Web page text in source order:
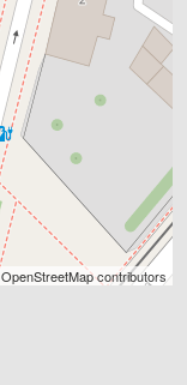
OpenStreetMapcontributors